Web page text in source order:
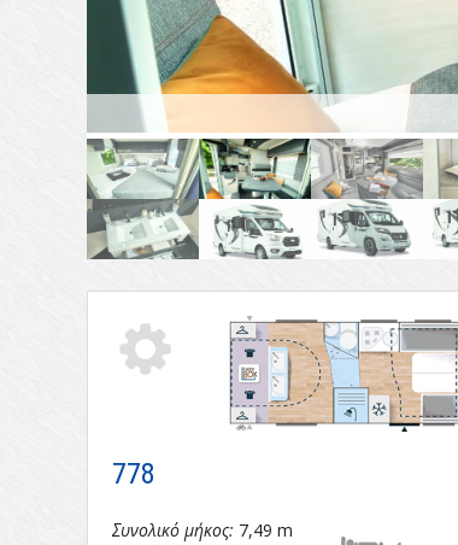
778.pdf
778
Συνολικό μήκος: 7,49 m
Tabs